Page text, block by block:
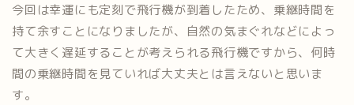
今回は幸運にも定刻で飛行機が到着したため、乗継時間を
持て余すことになりましたが、自然の気まぐれなどによっ
て大きく遅延することが考えられる飛行機ですから、何時
間の乗継時間を見ていれば大丈夫とは言えないと思いま
す。